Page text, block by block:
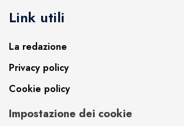
Link utili
La redazione
Privacy policy
Cookie policy
Impostazione dei cookie